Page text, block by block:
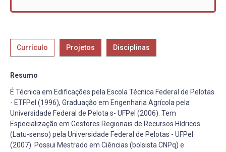
Currículo Projetos Disciplinas
Resumo
É Técnica em Edificações pela Escola Técnica Federal de Pelotas
- ETFPel (1996), Graduação em Engenharia Agrícola pela
Universidade Federal de Pelota s- UFPel (2006). Tem
Especialização em Gestores Regionais de Recursos Hídricos
(Latu-senso) pela Universidade Federal de Pelotas - UFPel
(2007). Possui Mestrado em Ciências (bolsista CNPq) e